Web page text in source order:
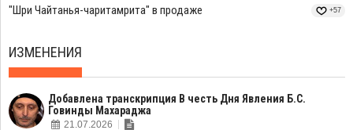
"Шри Чайтанья-чаритамрита" в продаже +57
ИЗМЕНЕНИЯ
Добавлена транскрипция В честь Дня Явления Б.С.
Говинды Махараджа
21.07.2026